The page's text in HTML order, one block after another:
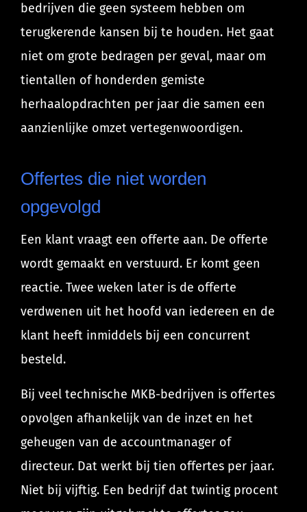
bedrijven die geen systeem hebben om
terugkerende kansen bij te houden. Het gaat
niet om grote bedragen per geval, maar om
tientallen of honderden gemiste
herhaalopdrachten per jaar die samen een
aanzienlijke omzet vertegenwoordigen.
Offertes die niet worden
opgevolgd
Een klant vraagt een offerte aan. De offerte
wordt gemaakt en verstuurd. Er komt geen
reactie. Twee weken later is de offerte
verdwenen uit het hoofd van iedereen en de
klant heeft inmiddels bij een concurrent
besteld.
Bij veel technische MKB-bedrijven is offertes
opvolgen afhankelijk van de inzet en het
geheugen van de accountmanager of
directeur. Dat werkt bij tien offertes per jaar.
Niet bij vijftig. Een bedrijf dat twintig procent